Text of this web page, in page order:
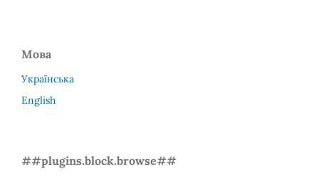
Мова
Українська
English
##plugins.block.browse##